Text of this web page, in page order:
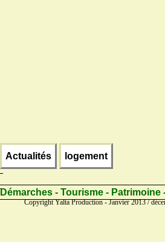
Actualités logement
Démarches - Tourisme - Patrimoine
Copyright Yalta Production - Janvier 2013 /